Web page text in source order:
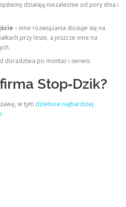
działają niezależnie od pory dnia i
– inne rozwiązania stosuje się na
przy lesie, a jeszcze inne na
doradztwa po montaż i serwis.
Stop‑Dzik?
w tym dzielnice najbardziej